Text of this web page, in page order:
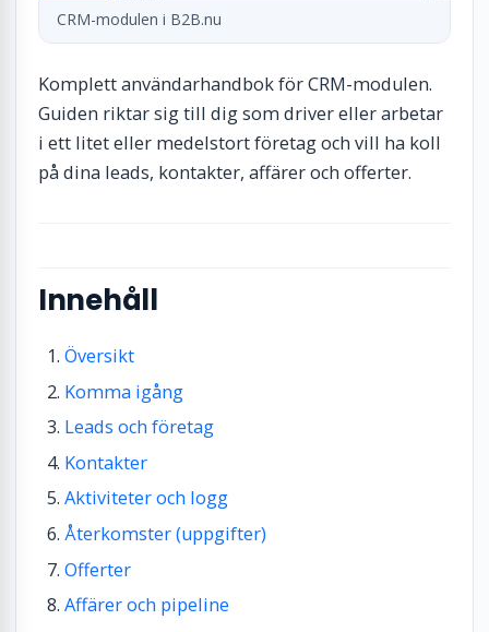
CRM-modulen i B2B.nu
Komplett användarhandbok för CRM-modulen.
Guiden riktar sig till dig som driver eller arbetar
i ett litet eller medelstort företag och vill ha koll
på dina leads, kontakter, affärer och offerter.
Innehåll
Översikt
Komma igång
Leads och företag
Kontakter
Aktiviteter och logg
Återkomster (uppgifter)
Offerter
Affärer och pipeline